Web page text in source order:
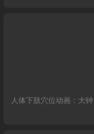
人体下肢穴位动画：大钟